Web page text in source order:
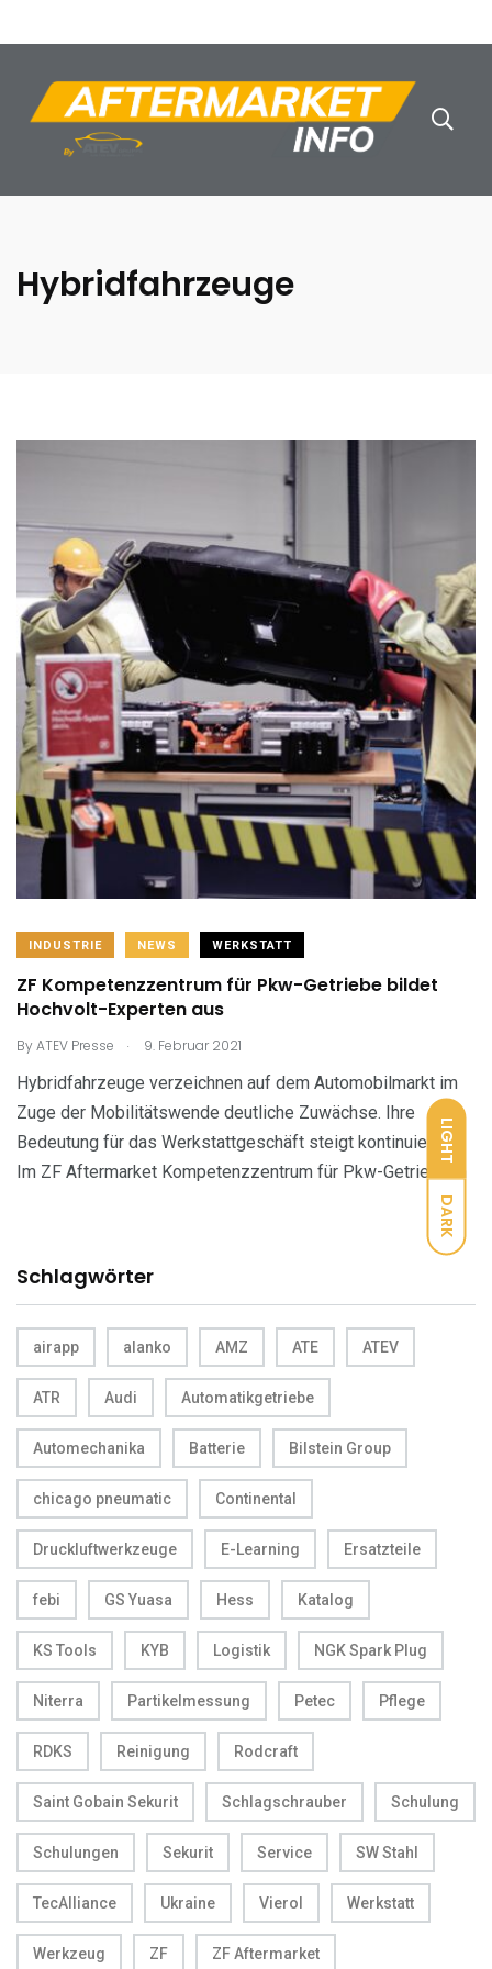
LIGHT
DARK
Hybridfahrzeuge
Schlagwörter
airapp alanko AMZ ATE ATEV
ATR Audi Automatikgetriebe
Automechanika Batterie Bilstein Group
chicago pneumatic Continental
Druckluftwerkzeuge E-Learning Ersatzteile
febi GS Yuasa Hess Katalog
KS Tools KYB Logistik NGK Spark Plug
Niterra Partikelmessung Petec Pflege
RDKS Reinigung Rodcraft
Saint Gobain Sekurit Schlagschrauber Schulung
Schulungen Sekurit Service SW Stahl
TecAlliance Ukraine Vierol Werkstatt
Werkzeug ZF ZF Aftermarket
INDUSTRIE NEWS WERKSTATT
ZF Kompetenzzentrum für Pkw-Getriebe bildet
Hochvolt-Experten aus
ByATEV Presse . 9. Februar 2021
Hybridfahrzeuge verzeichnen auf dem Automobilmarkt im
Zuge der Mobilitätswende deutliche Zuwächse. Ihre
Bedeutung für das Werkstattgeschäft steigt kontinuierlich.
Im ZF Aftermarket Kompetenzzentrum für Pkw-Getriebe in